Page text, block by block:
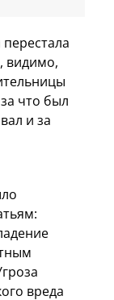
видимо,
что был
и за
вреда